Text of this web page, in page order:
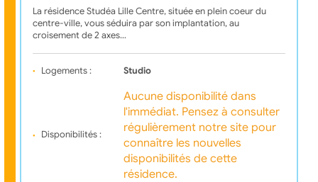
La résidence Studéa Lille Centre, située en plein coeur du
centre-ville, vous séduira par son implantation, au
croisement de 2 axes…
Logements : Studio
Disponibilités :
Aucune disponibilité dans
l'immédiat. Pensez à consulter
régulièrement notre site pour
connaître les nouvelles
disponibilités de cette
résidence.